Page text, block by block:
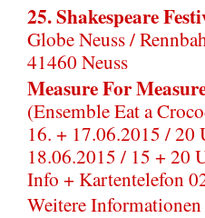
25. Shakespeare
Globe Neuss /
41460 Neuss
Measure For
(Ensemble Eat a
16. + 17.06.2015 / 20
18.06.2015 / 15 + 20
Info + Kartentelefon
Weitere